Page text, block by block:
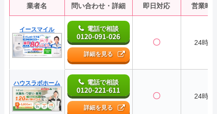
業者名 問い合わせ・詳細 即日対応 営業時
イースマイル 電話で相談
0120-091-026
詳細を見る
〇 24時間
ハウスラボホーム 電話で相談
0120-221-611
詳細を見る
〇 24時間